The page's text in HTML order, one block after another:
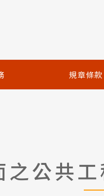
規章條款
之公共